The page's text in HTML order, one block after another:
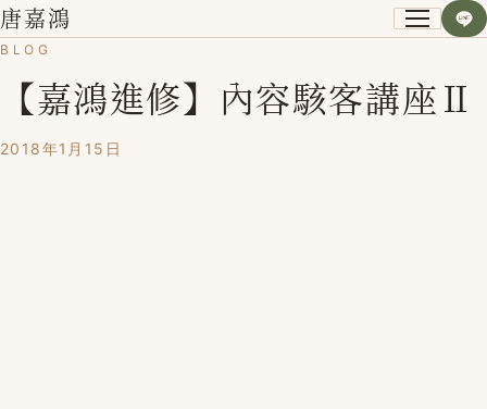
唐嘉鴻
關於我
小資空間改造術
BLOG
【嘉鴻進修】內容駭客講座Ⅱ
2018年1月15日